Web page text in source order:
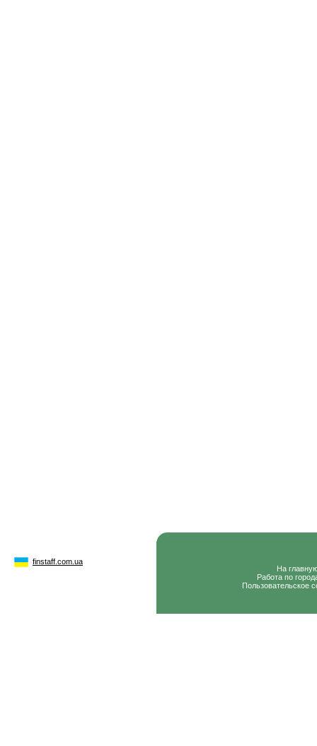
finstaff.com.ua
На
Работа по
Пользовательское